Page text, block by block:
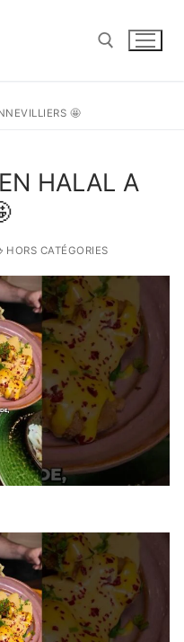
🤩
HALAL A
HORS CATÉGORIES